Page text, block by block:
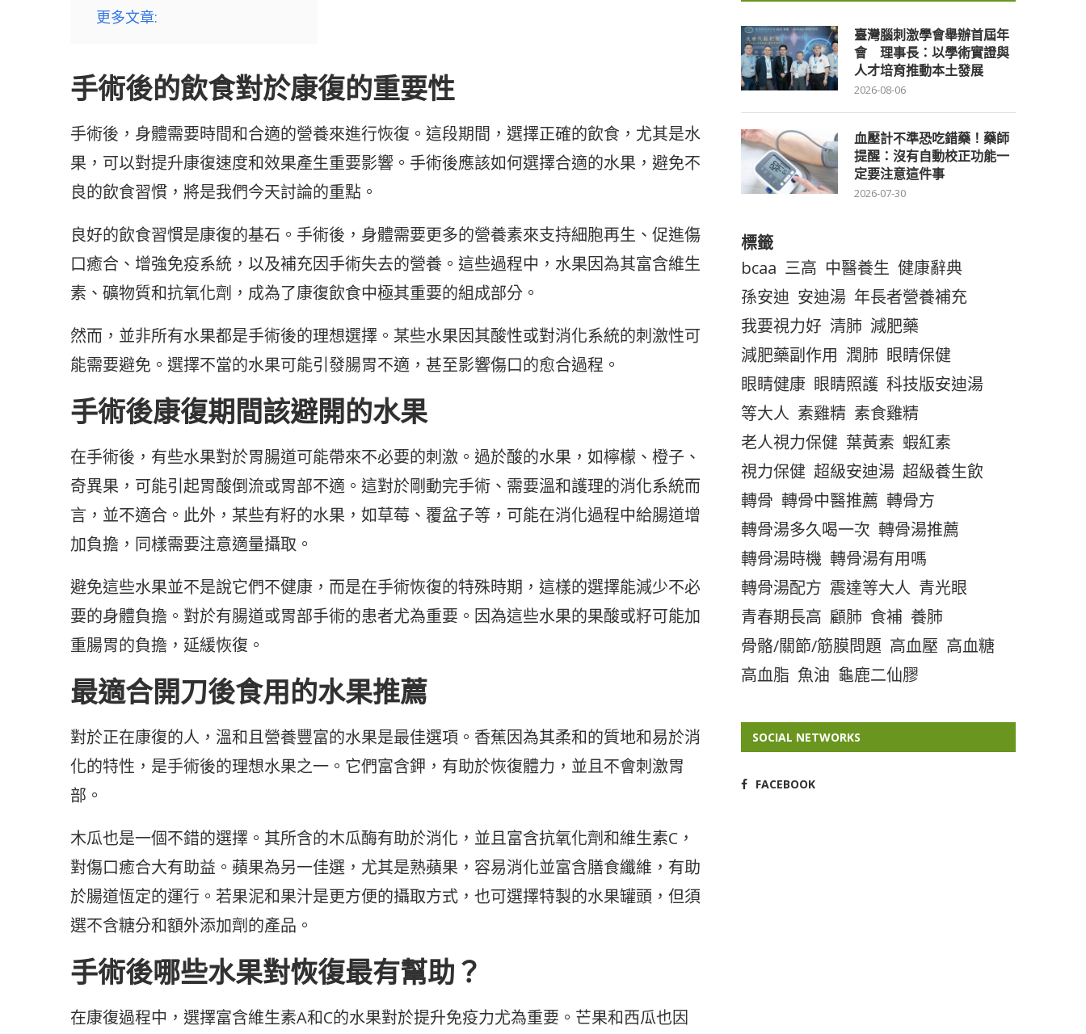
更多文章:
手術後的飲食對於康復的重要性
手術後，身體需要時間和合適的營養來進行恢復。這段期間，選擇正確的飲食，尤其是水
果，可以對提升康復速度和效果產生重要影響。手術後應該如何選擇合適的水果，避免不
良的飲食習慣，將是我們今天討論的重點。
良好的飲食習慣是康復的基石。手術後，身體需要更多的營養素來支持細胞再生、促進傷
口癒合、增強免疫系統，以及補充因手術失去的營養。這些過程中，水果因為其富含維生
素、礦物質和抗氧化劑，成為了康復飲食中極其重要的組成部分。
然而，並非所有水果都是手術後的理想選擇。某些水果因其酸性或對消化系統的刺激性可
能需要避免。選擇不當的水果可能引發腸胃不適，甚至影響傷口的愈合過程。
手術後康復期間該避開的水果
在手術後，有些水果對於胃腸道可能帶來不必要的刺激。過於酸的水果，如檸檬、橙子、
奇異果，可能引起胃酸倒流或胃部不適。這對於剛動完手術、需要溫和護理的消化系統而
言，並不適合。此外，某些有籽的水果，如草莓、覆盆子等，可能在消化過程中給腸道增
加負擔，同樣需要注意適量攝取。
避免這些水果並不是說它們不健康，而是在手術恢復的特殊時期，這樣的選擇能減少不必
要的身體負擔。對於有腸道或胃部手術的患者尤為重要。因為這些水果的果酸或籽可能加
重腸胃的負擔，延緩恢復。
最適合開刀後食用的水果推薦
對於正在康復的人，溫和且營養豐富的水果是最佳選項。香蕉因為其柔和的質地和易於消
化的特性，是手術後的理想水果之一。它們富含鉀，有助於恢復體力，並且不會刺激胃
部。
木瓜也是一個不錯的選擇。其所含的木瓜酶有助於消化，並且富含抗氧化劑和維生素C，
對傷口癒合大有助益。蘋果為另一佳選，尤其是熟蘋果，容易消化並富含膳食纖維，有助
於腸道恆定的運行。若果泥和果汁是更方便的攝取方式，也可選擇特製的水果罐頭，但須
選不含糖分和額外添加劑的產品。
手術後哪些水果對恢復最有幫助？
在康復過程中，選擇富含維生素A和C的水果對於提升免疫力尤為重要。芒果和西瓜也因
臺灣腦刺激學會舉辦首屆年
會 理事長：以學術實證與
人才培育推動本土發展
2026-08-06
血壓計不準恐吃錯藥！藥師
提醒：沒有自動校正功能一
定要注意這件事
2026-07-30
標籤
bcaa 三高 中醫養生 健康辭典
孫安迪 安迪湯 年長者營養補充
我要視力好 清肺 減肥藥
減肥藥副作用 潤肺 眼睛保健
眼睛健康 眼睛照護 科技版安迪湯
等大人 素雞精 素食雞精
老人視力保健 葉黃素 蝦紅素
視力保健 超級安迪湯 超級養生飲
轉骨 轉骨中醫推薦 轉骨方
轉骨湯多久喝一次 轉骨湯推薦
轉骨湯時機 轉骨湯有用嗎
轉骨湯配方 震達等大人 青光眼
青春期長高 顧肺 食補 養肺
骨骼/關節/筋膜問題 高血壓 高血糖
高血脂 魚油 龜鹿二仙膠
SOCIAL NETWORKS
FACEBOOK